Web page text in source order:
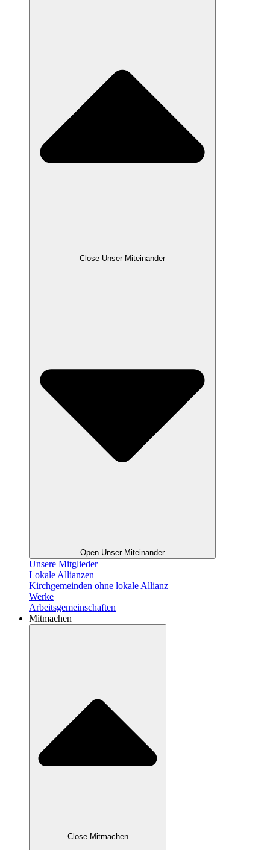
Close Unser Miteinander
Open Unser Miteinander
Unsere Mitglieder
Lokale Allianzen
Kirchgemeinden ohne lokale Allianz
Werke
Arbeitsgemeinschaften
Mitmachen
Close Mitmachen